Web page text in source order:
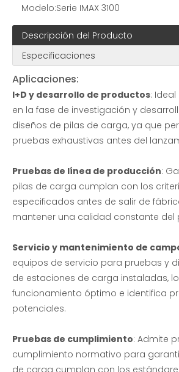
Banco de carga de aviación -EMAX
Modelo:Serie IMAX 3100
Descripción del Producto
Especificaciones
Aplicaciones:
I+D y desarrollo de productos:
en la fase de investigación y
diseños de pilas de carga, ya que
pruebas exhaustivas antes del
Pruebas de línea de producción:
pilas de carga cumplan con los
especificados antes de salir de
mantener una calidad constante del
Servicio y mantenimiento de
equipos de servicio para pruebas y
de estaciones de carga instaladas,
funcionamiento óptimo e identifica
potenciales.
Pruebas de cumplimiento: Admite
cumplimiento normativo para